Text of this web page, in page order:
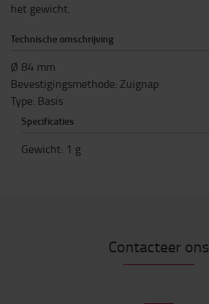
het gewicht.
Technische omschrijving
Ø 84 mm
Bevestigingsmethode: Zuignap
Type: Basis
Specificaties
Gewicht: 1 g
Contacteer ons